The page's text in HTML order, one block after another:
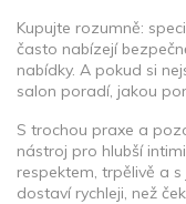
Kupujte rozumně:
často nabízejí
nabídky. A pokud si
salon poradí, jakou
S trochou praxe a
nástroj pro hlubší
respektem, trpělivě a
dostaví rychleji, než